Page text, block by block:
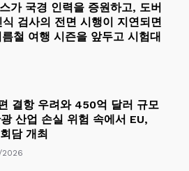
가 국경 인력을 증원하고, 도버
검사의 전면 시행이 지연되면
철 여행 시즌을 앞두고 시험대
결항 우려와 450억 달러 규모
산업 손실 위험 속에서 EU,
담 개최